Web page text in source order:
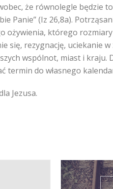
że równolegle będzie
Panie” (Iz 26,8a).
ożywienia, którego
się, rezygnację, uciekanie
wspólnot, miast i kraju.
termin do własnego
Jezusa.